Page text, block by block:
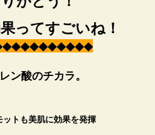
すごいね！
◆◆◆◆◆◆◆◆◆◆
ン酸のチカラ。
トも美肌に効果を発揮